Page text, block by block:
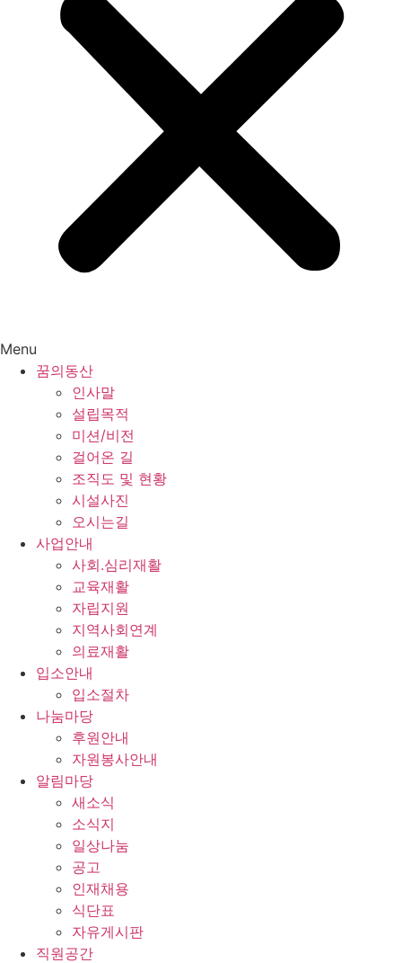
Menu
꿈의동산
인사말
설립목적
미션/비전
걸어온 길
조직도 및 현황
시설사진
오시는길
사업안내
사회.심리재활
교육재활
자립지원
지역사회연계
의료재활
입소안내
입소절차
나눔마당
후원안내
자원봉사안내
알림마당
새소식
소식지
일상나눔
공고
인재채용
식단표
자유게시판
직원공간